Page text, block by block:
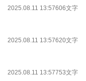
2025.08.11 13:57606文字
2025.08.11 13:57620文字
2025.08.11 13:57753文字